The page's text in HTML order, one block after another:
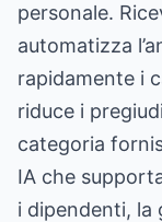
personale.
automatizza
rapidamente i
riduce i
categoria
IA che
i dipendenti, la